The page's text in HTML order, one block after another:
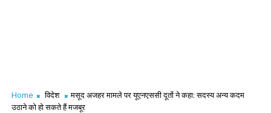
Home विदेश
मसूद अजहर मामले पर यूएनएससी दूतों ने कहा: सदस्य अन्य कदम
उठाने को हो सकते हैं मजबूर